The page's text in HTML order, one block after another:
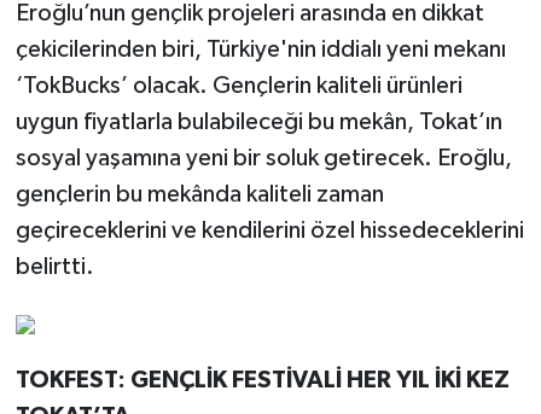
Eroğlu’nun gençlik projeleri arasında en dikkat
çekicilerinden biri, Türkiye'nin iddialı yeni mekanı
‘TokBucks’ olacak. Gençlerin kaliteli ürünleri
uygun fiyatlarla bulabileceği bu mekân, Tokat’ın
sosyal yaşamına yeni bir soluk getirecek. Eroğlu,
gençlerin bu mekânda kaliteli zaman
geçireceklerini ve kendilerini özel hissedeceklerini
belirtti.
TOKFEST: GENÇLİK FESTİVALİ HER YIL İKİ KEZ